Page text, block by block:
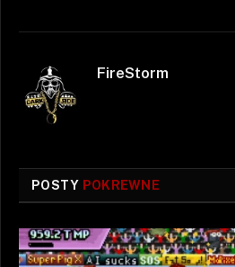
FireStorm
POSTY POKREWNE